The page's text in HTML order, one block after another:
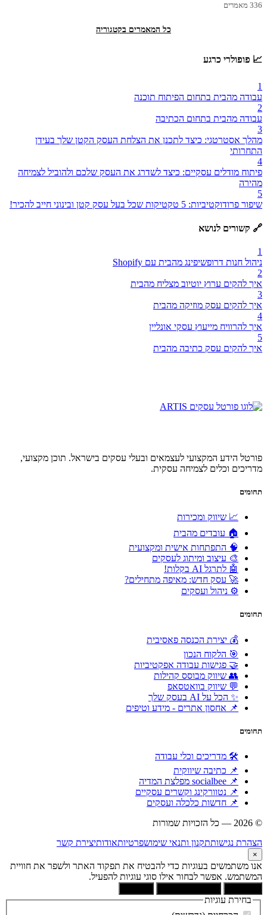
336 מאמרים
כל המאמרים בקטגוריה
📈 פופולרי כרגע
1
עבודה מהבית בתחום הפיתוח תוכנה
2
עבודה מהבית בתחום הכתיבה
3
מהלך אסטרטגי: כיצד לתכנן את הצלחת העסק הקטן שלך בעידן
התחרותי
4
פיתוח מודלים עסקיים: כיצד לשדרג את העסק שלכם ולהוביל לצמיחה
מהירה
5
שיפור פרודוקטיביות: 5 טקטיקות שכל בעל עסק קטן ובינוני חייב להכיר!
🔗 קשורים לנושא
1
ניהול חנות דרופשיפינג מהבית עם Shopify
2
איך להקים ערוץ יוטיוב מצליח מהבית
3
איך להקים עסק מוזיקה מהבית
4
איך להרוויח מייעוץ עסקי אונליין
5
איך להקים עסק כתיבה מהבית
פורטל הידע המקצועי לעצמאים ובעלי עסקים בישראל. תוכן מקצועי,
מדריכים וכלים לצמיחה עסקית.
תחומים
📈 שיווק ומכירות
🏠 עובדים מהבית
🧠 התפתחות אישית ומקצועית
🎨 עיצוב ומיתוג לעסקים
🤖 לתרגל AI בקלות!
🚀 עסק חדש: מאיפה מתחילים?
⚙️ ניהול ועסקים
תחומים
💰 יצירת הכנסה פאסיבית
🎯 הלקוח הנכון
🤝 פגישות עבודה אפקטיביות
👥 שיווק מבוסס קהילות
💬 שיווק בוואטסאפ
✨ הכל על AI בעסק שלך
📌 אחסון אתרים - מידע וטיפים
תחומים
🛠 מדריכים וכלי עבודה
📌 כתיבה שיווקית
📌 socialbee מפלצת המדיה
📌 נטוורקינג וקשרים עסקיים
📌 חדשות כלכלה ועסקים
© 2026 — כל הזכויות שמורות
הצהרת נגישותתקנון ותנאי שימושפרטיותאודותיצירת קשר
×
אנו משתמשים בעוגיות כדי להבטיח את תפקוד האתר ולשפר את חוויית
המשתמש. אפשר לבחור אילו סוגי עוגיות להפעיל.
בחירת עוגיות